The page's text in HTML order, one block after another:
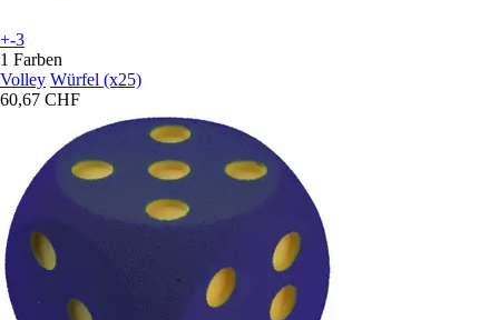
+-3
1 Farben
Volley Würfel (x25)
60,67 CHF